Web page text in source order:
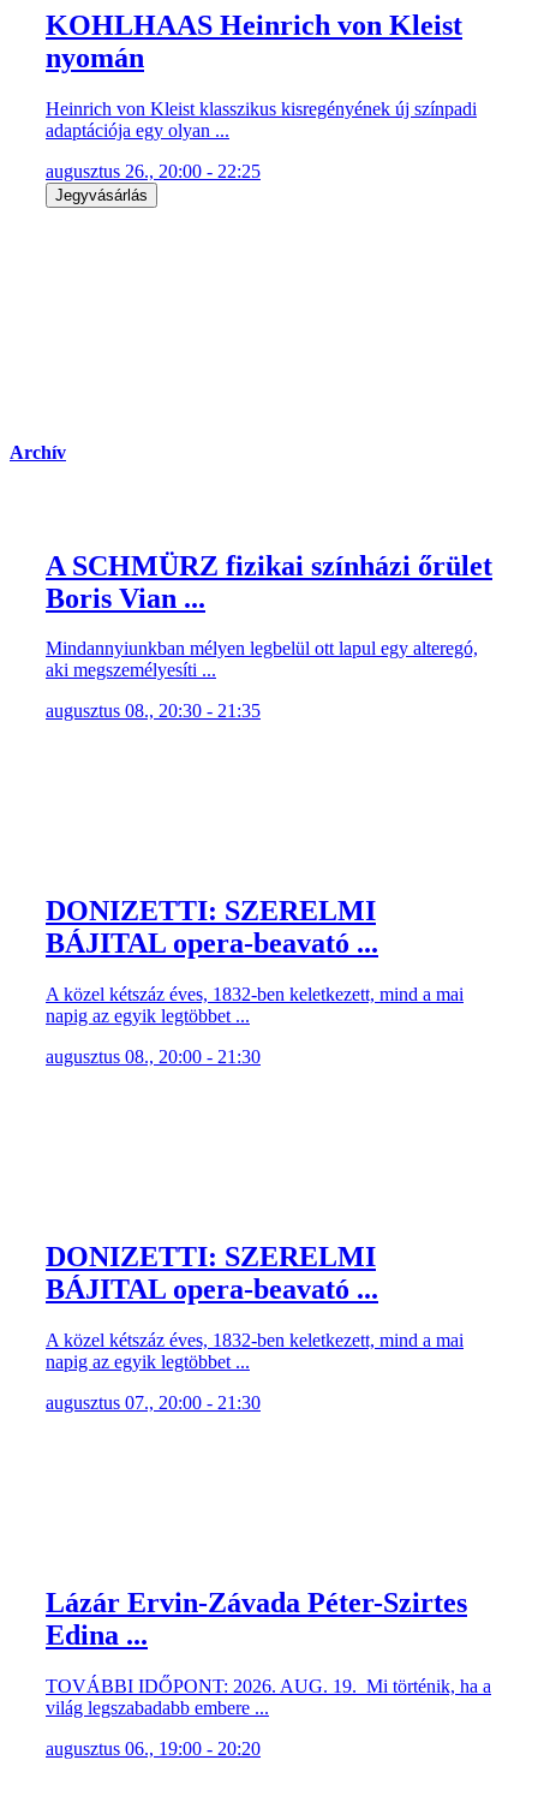
KOHLHAAS Heinrich von Kleist
nyomán
Heinrich von Kleist klasszikus kisregényének új színpadi
adaptációja egy olyan ...
augusztus 26., 20:00 - 22:25
Jegyvásárlás
Archív
A SCHMÜRZ fizikai színházi őrület
Boris Vian ...
Mindannyiunkban mélyen legbelül ott lapul egy alteregó,
aki megszemélyesíti ...
augusztus 08., 20:30 - 21:35
DONIZETTI: SZERELMI
BÁJITAL opera-beavató ...
A közel kétszáz éves, 1832-ben keletkezett, mind a mai
napig az egyik legtöbbet ...
augusztus 08., 20:00 - 21:30
DONIZETTI: SZERELMI
BÁJITAL opera-beavató ...
A közel kétszáz éves, 1832-ben keletkezett, mind a mai
napig az egyik legtöbbet ...
augusztus 07., 20:00 - 21:30
Lázár Ervin-Závada Péter-Szirtes
Edina ...
TOVÁBBI IDŐPONT: 2026. AUG. 19. Mi történik, ha a
világ legszabadabb embere ...
augusztus 06., 19:00 - 20:20